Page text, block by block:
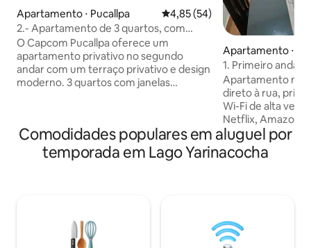
Apartamento ⋅ Pucallpa 4,85 de uma avaliação média
4,85 (54)
2.- Apartamento de 3 quartos, com
terraço e ar-condicionado
O Capcom Pucallpa oferece um
apartamento privativo no segundo
andar com um terraço privativo e design
moderno. 3 quartos com janelas
triplo. 2 banheiros, sala de estar com
SMART TV, cozinha/sala de jantar e
terraço com mesa de jantar externa. Ar
privativa interna para estender roupas.
A fatura é feita.
Apartamento ⋅
1. Primeiro
alto/Porta para a
Apartamento no
direto à rua,
Wi-Fi de alta
Netflix, Amazon
quarteirões da
quartos: um de
size, Smart TV e
privativa. Nas
encontrará um
Comodidades populares em aluguel por
temporada em Lago Yarinacocha